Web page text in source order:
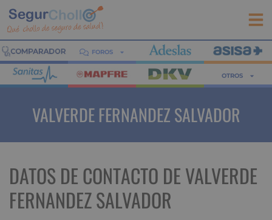
FOROS
OTROS
VALVERDE FERNANDEZ SALVADOR
DATOS DE CONTACTO DE VALVERDE
FERNANDEZ SALVADOR